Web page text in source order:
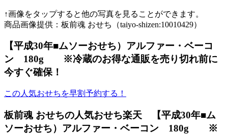
↑画像をタップすると他の写真を見ることができます。
商品画像提供：板前魂 おせち（taiyo-shizen:10010429）
【平成30年■ムソーおせち）アルファー・ベーコ
ン 180g ※冷蔵のお得な通販を売り切れ前に
今すぐ確保！
この人気おせちを早割予約する！
板前魂 おせちの人気おせち楽天 【平成30年■ム
ソーおせち）アルファー・ベーコン 180g ※